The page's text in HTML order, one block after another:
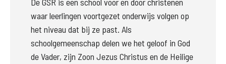
waar leerlingen voortgezet onderwijs volgen op
het niveau dat bij ze past. Als
schoolgemeenschap delen we het geloof in God
de Vader, zijn Zoon Jezus Christus en de Heilige